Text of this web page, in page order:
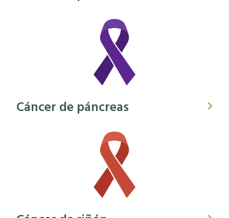
Cáncer de páncreas